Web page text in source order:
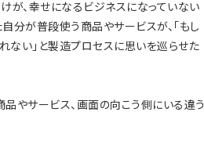
が、幸せになるビジネスになっていない
分が普段使う商品やサービスが、「もし
ない」と製造プロセスに思いを巡らせた
やサービス、画面の向こう側にいる違う